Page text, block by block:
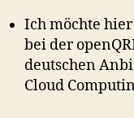
Ich möchte
bei der
deutschen
Cloud